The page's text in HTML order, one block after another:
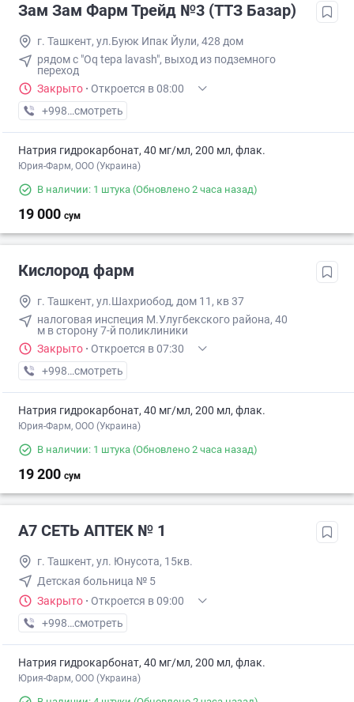
Зам Зам Фарм Трейд №3 (ТТЗ Базар)
г. Ташкент, ул.Буюк Ипак Йули, 428 дом
рядом с "Oq tepa lavash", выход из подземного
переход
Закрыто · Откроется в 08:00
+998 (71) XXX-XX-XX
смотреть
Натрия гидрокарбонат, 40 мг/мл, 200 мл, флак.
Юрия-Фарм, ООО (Украина)
В наличии: 1 штука (Обновлено 2 часа назад)
19 000 сум
Кислород фарм
г. Ташкент, ул.Шахриобод, дом 11, кв 37
налоговая инспеция М.Улугбекского района, 40
м в сторону 7-й поликлиники
Закрыто · Откроется в 07:30
+998 (91) XXX-XX-XX
смотреть
Натрия гидрокарбонат, 40 мг/мл, 200 мл, флак.
Юрия-Фарм, ООО (Украина)
В наличии: 1 штука (Обновлено 2 часа назад)
19 200 сум
А7 СЕТЬ АПТЕК № 1
г. Ташкент, ул. Юнусота, 15кв.
Детская больница № 5
Закрыто · Откроется в 09:00
+998 (90) XXX-XX-XX
смотреть
Натрия гидрокарбонат, 40 мг/мл, 200 мл, флак.
Юрия-Фарм, ООО (Украина)